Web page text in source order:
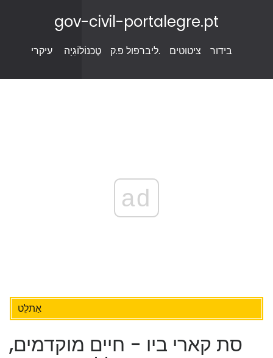
gov-civil-portalegre.pt
עיקרי טֶכנוֹלוֹגִיָה ליברפול פ.ק. ציטוטים בידור
ad
אַתלֵט
סת קארי ביו - חיים מוקדמים,